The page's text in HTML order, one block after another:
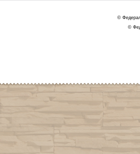
©
©